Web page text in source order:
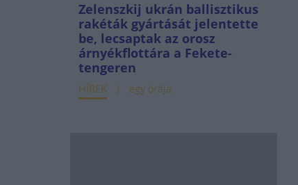
Zelenszkij ukrán ballisztikus
rakéták gyártását jelentette
be, lecsaptak az orosz
árnyékflottára a Fekete-
tengeren
HÍREK egy órája